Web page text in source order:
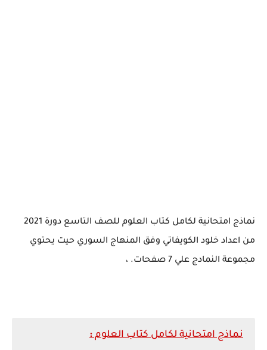
نماذج امتحانية لكامل كتاب العلوم للصف التاسع دورة 2021
من اعداد خلود الكويفاتي وفق المنهاج السوري حيت يحتوي
مجموعة النمادج علي 7 صفحات. ،
نماذج امتحانية لكامل كتاب العلوم: